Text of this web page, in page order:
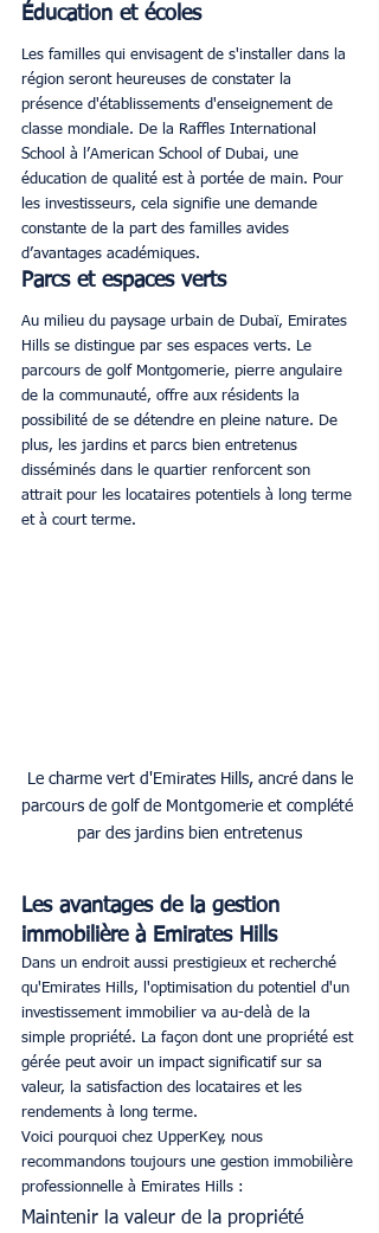
Éducation et écoles
Les familles qui envisagent de s'installer dans la
région seront heureuses de constater la
présence d'établissements d'enseignement de
classe mondiale. De la Raffles International
School à l’American School of Dubai, une
éducation de qualité est à portée de main. Pour
les investisseurs, cela signifie une demande
constante de la part des familles avides
d’avantages académiques.
Parcs et espaces verts
Au milieu du paysage urbain de Dubaï, Emirates
Hills se distingue par ses espaces verts. Le
parcours de golf Montgomerie, pierre angulaire
de la communauté, offre aux résidents la
possibilité de se détendre en pleine nature. De
plus, les jardins et parcs bien entretenus
disséminés dans le quartier renforcent son
attrait pour les locataires potentiels à long terme
et à court terme.
parcours de golf de Montgomerie et complété
par des jardins bien entretenus
Les avantages de la gestion
immobilière à Emirates Hills
Dans un endroit aussi prestigieux et recherché
qu'Emirates Hills, l'optimisation du potentiel d'un
investissement immobilier va au-delà de la
simple propriété. La façon dont une propriété est
gérée peut avoir un impact significatif sur sa
valeur, la satisfaction des locataires et les
rendements à long terme.
Voici pourquoi chez UpperKey, nous
recommandons toujours une gestion immobilière
professionnelle à Emirates Hills :
Maintenir la valeur de la propriété